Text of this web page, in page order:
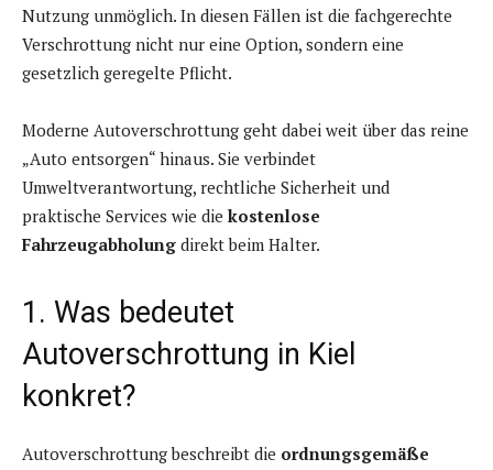
Nutzung unmöglich. In diesen Fällen ist die fachgerechte
Verschrottung nicht nur eine Option, sondern eine
gesetzlich geregelte Pflicht.
Moderne Autoverschrottung geht dabei weit über das reine
„Auto entsorgen“ hinaus. Sie verbindet
Umweltverantwortung, rechtliche Sicherheit und
praktische Services wie die kostenlose
Fahrzeugabholung direkt beim Halter.
1. Was bedeutet
Autoverschrottung in Kiel
konkret?
Autoverschrottung beschreibt die ordnungsgemäße